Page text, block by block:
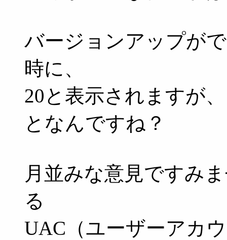
バージョンアップが
時に、
20と表示されますが
となんですね？
月並みな意見ですみ
る
UAC（ユーザーアカ